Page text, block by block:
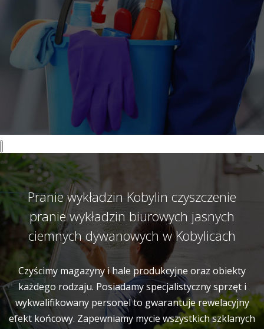
Pranie wykładzin Kobylin czyszczenie
pranie wykładzin biurowych jasnych
ciemnych dywanowych w Kobylicach
Czyścimy magazyny i hale produkcyjne oraz obiekty
każdego rodzaju. Posiadamy specjalistyczny sprzęt i
wykwalifikowany personel to gwarantuje rewelacyjny
efekt końcowy. Zapewniamy mycie wszystkich szklanych